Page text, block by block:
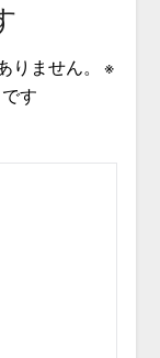
りません。
※
す